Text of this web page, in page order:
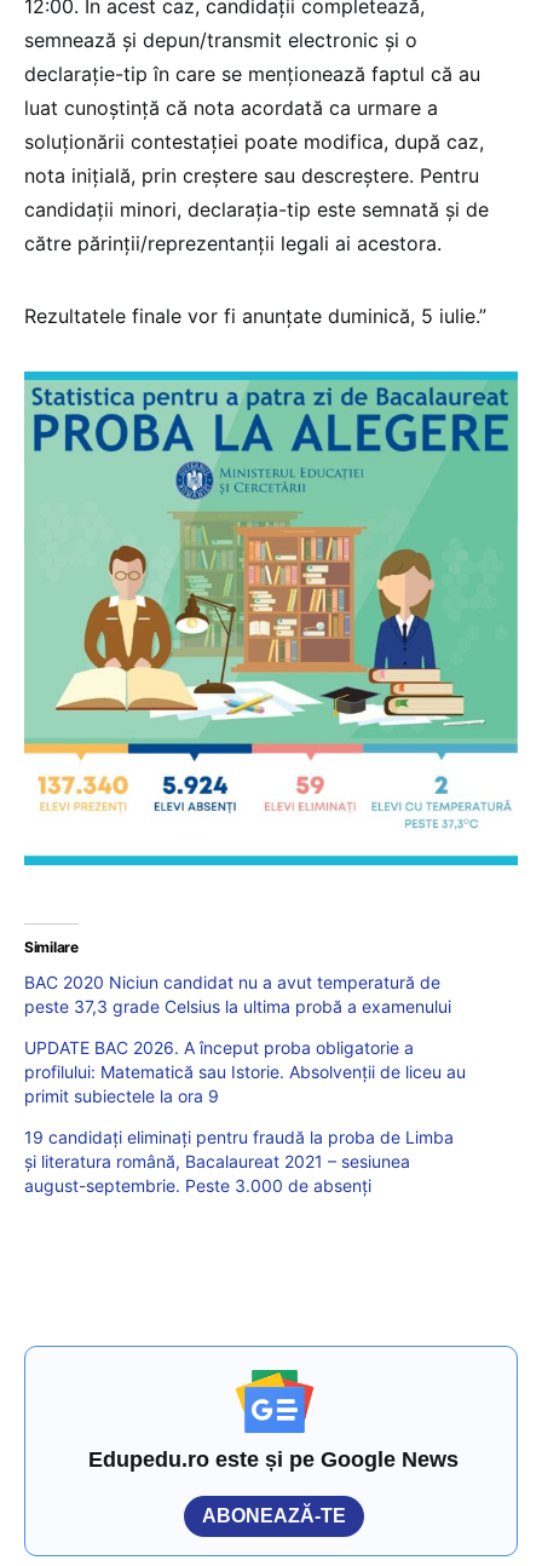
12:00. În acest caz, candidații completează,
semnează și depun/transmit electronic și o
declarație-tip în care se menționează faptul că au
luat cunoștință că nota acordată ca urmare a
soluționării contestației poate modifica, după caz,
nota inițială, prin creștere sau descreștere. Pentru
candidații minori, declarația-tip este semnată și de
către părinții/reprezentanții legali ai acestora.
Rezultatele finale vor fi anunțate duminică, 5 iulie.”
Similare
BAC 2020 Niciun candidat nu a avut temperatură de
peste 37,3 grade Celsius la ultima probă a examenului
UPDATE BAC 2026. A început proba obligatorie a
profilului: Matematică sau Istorie. Absolvenții de liceu au
primit subiectele la ora 9
19 candidați eliminați pentru fraudă la proba de Limba
și literatura română, Bacalaureat 2021 – sesiunea
august-septembrie. Peste 3.000 de absenți
Edupedu.ro este și pe Google News
ABONEAZĂ-TE